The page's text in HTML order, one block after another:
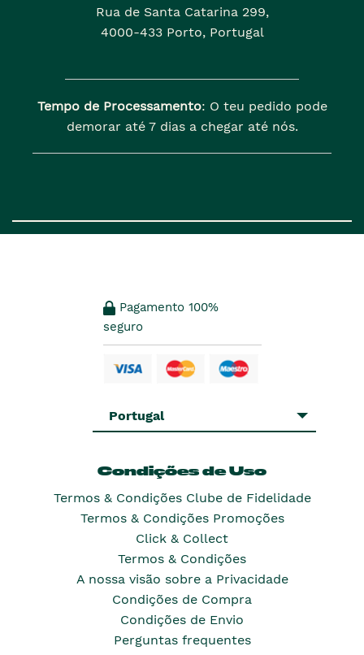
Rua de Santa Catarina 299,
4000-433 Porto, Portugal
Tempo de Processamento: O teu pedido pode
demorar até 7 dias a chegar até nós.
Pagamento 100%
seguro
Portugal
Condições de Uso
Termos & Condições Clube de Fidelidade
Termos & Condições Promoções
Click & Collect
Termos & Condições
A nossa visão sobre a Privacidade
Condições de Compra
Condições de Envio
Perguntas frequentes